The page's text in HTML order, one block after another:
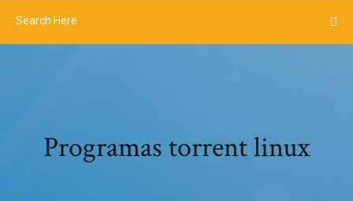
Programas torrent linux